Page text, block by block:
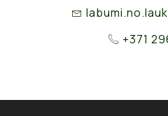
+371